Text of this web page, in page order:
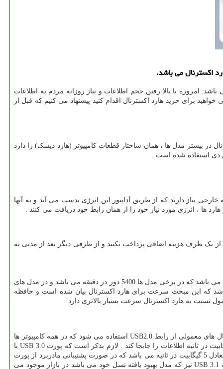
اكسترنال می باشد.
امروزه با بالا رفتن حجم اطلاعات و نیاز روزانه مردم به اطلاعات
برای خرید هارد اکسترنال اقدام کنید پیشنهاد می کنیم که قبل از
در بیشتر مدل ها ، همان ساختار قطعات کامپیوتر (هارد دیسک) را دارد
دی استفاده شده است .
نیاز دارند که از طریق آداپتور این انرژی بدست می آید و به آنها
از یک طرف هزینه اضافی پرداخت نکنید و از طرفی دیگر بعد از مدتی به
از نظر سرعت پارامتر های فراوانی برای هارد دخیل هستند که باید به آنها توجه کرد أما منظور از سرعت در این مبحث سرعت گردش دیسک گردان هارد می باشد که در برخی مدل ها 5400 دور در دقیقه می باشد و در مدل های
دارند . لازم بذکر می باشد که این مبحث سرعت برای هارد اکسترنال بیان شده است و حافظه
به هارد اکسترنال سرعت بسیار بالاتری دارد .
این محصول از نظر اتصال به کامپیوتر و یا دستگاه های مختلف دیجیتالی رابط های متفاوتی دارد که در سرعت آنها تأثیر گذار می باشد . در هارد اکسترنال های معمولی از رابط USB2.0 استفاده می شود که در همه کامپیوتر ها
این پورت موجود می باشد و از نظر سرعت بیشتر در هارد های با سرعت 5400 دور در دقیقه استفاده می شود . این پورت قادر می باشد معادل 480 مگابیت در ثانیه اطلاعات را جابجا کند . لازم بذکر است که پورت USB 3.0 با
سرعت بالاتر جایگزین این پورت شده است و در حال حاضر تمامی هارد های اکسترنال با این پورت به بازار عرضه می شوند . سرعت پورت USB 3.0 معادل 5 گیگابیت در ثانیه می باشد که در صورت پشتیبانی مادربرد از پورت
USB 3.0 هارد اکسترنال با سرعتی چند برابر نسبت به مادربردی که این قابلیت را نداشته باشند اطلاعات را جابجا می کند . البته هارد اکسترنال با پورت USB 3.1 نیز که مدل بهبود یافته نسل خود می باشد در بازار موجود می